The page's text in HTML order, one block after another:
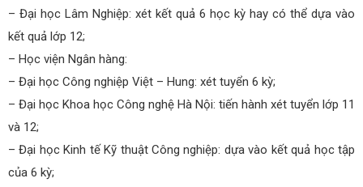
– Đại học Lâm Nghiệp: xét kết quả 6 học kỳ hay có thể dựa vào
kết quả lớp 12;
– Học viện Ngân hàng:
– Đại học Công nghiệp Việt – Hung: xét tuyển 6 kỳ;
– Đại học Khoa học Công nghệ Hà Nội: tiến hành xét tuyển lớp 11
và 12;
– Đại học Kinh tế Kỹ thuật Công nghiệp: dựa vào kết quả học tập
của 6 kỳ;